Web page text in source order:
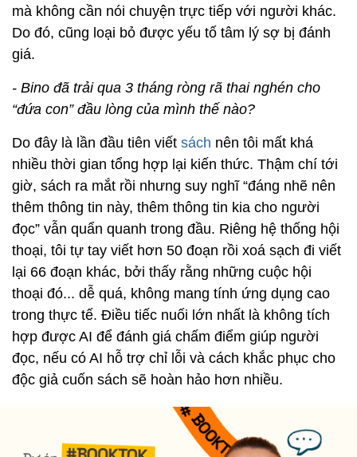
mà không cần nói chuyện trực tiếp với người khác.
Do đó, cũng loại bỏ được yếu tố tâm lý sợ bị đánh
giá.
- Bino đã trải qua 3 tháng ròng rã thai nghén cho
“đứa con” đầu lòng của mình thế nào?
Do đây là lần đầu tiên viết sách nên tôi mất khá
nhiều thời gian tổng hợp lại kiến thức. Thậm chí tới
giờ, sách ra mắt rồi nhưng suy nghĩ “đáng nhẽ nên
thêm thông tin này, thêm thông tin kia cho người
đọc” vẫn quẩn quanh trong đầu. Riêng hệ thống hội
thoại, tôi tự tay viết hơn 50 đoạn rồi xoá sạch đi viết
lại 66 đoạn khác, bởi thấy rằng những cuộc hội
thoại đó... dễ quá, không mang tính ứng dụng cao
trong thực tế. Điều tiếc nuối lớn nhất là không tích
hợp được AI để đánh giá chấm điểm giúp người
đọc, nếu có AI hỗ trợ chỉ lỗi và cách khắc phục cho
độc giả cuốn sách sẽ hoàn hảo hơn nhiều.